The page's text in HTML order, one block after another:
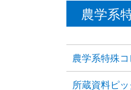
農学系
農学系特殊
所蔵資料ピッ